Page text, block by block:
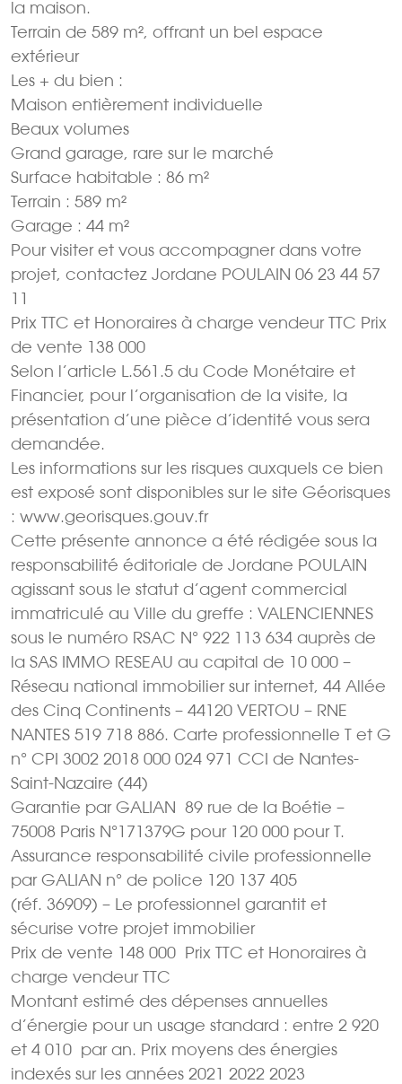
la maison.
Terrain de 589 m², offrant un bel espace
extérieur
Les + du bien :
Maison entièrement individuelle
Beaux volumes
Grand garage, rare sur le marché
Surface habitable : 86 m²
Terrain : 589 m²
Garage : 44 m²
Pour visiter et vous accompagner dans votre
projet, contactez Jordane POULAIN 06 23 44 57
11
Prix TTC et Honoraires à charge vendeur TTC Prix
de vente 138 000 
Selon l’article L.561.5 du Code Monétaire et
Financier, pour l’organisation de la visite, la
présentation d’une pièce d’identité vous sera
demandée.
Les informations sur les risques auxquels ce bien
est exposé sont disponibles sur le site Géorisques
: www.georisques.gouv.fr
Cette présente annonce a été rédigée sous la
responsabilité éditoriale de Jordane POULAIN
agissant sous le statut d’agent commercial
immatriculé au Ville du greffe : VALENCIENNES
sous le numéro RSAC N° 922 113 634 auprès de
la SAS IMMO RESEAU au capital de 10 000 –
Réseau national immobilier sur internet, 44 Allée
des Cinq Continents – 44120 VERTOU – RNE
NANTES 519 718 886. Carte professionnelle T et G
n° CPI 3002 2018 000 024 971 CCI de Nantes-
Saint-Nazaire (44)
Garantie par GALIAN  89 rue de la Boétie –
75008 Paris N°171379G pour 120 000 pour T.
Assurance responsabilité civile professionnelle
par GALIAN n° de police 120 137 405
(réf. 36909) – Le professionnel garantit et
sécurise votre projet immobilier
Prix de vente 148 000  Prix TTC et Honoraires à
charge vendeur TTC
Montant estimé des dépenses annuelles
d’énergie pour un usage standard : entre 2 920 
et 4 010  par an. Prix moyens des énergies
indexés sur les années 2021 2022 2023